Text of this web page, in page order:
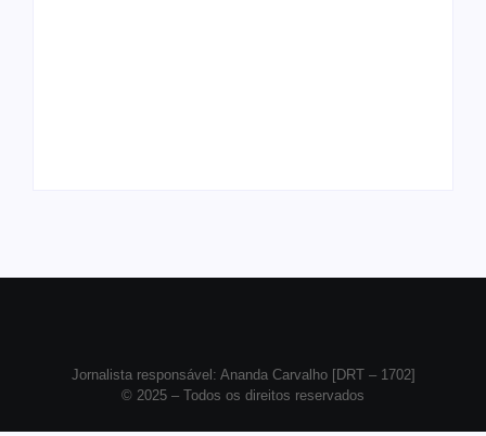
Jornalista responsável: Ananda Carvalho [DRT – 1702]
© 2025 – Todos os direitos reservados